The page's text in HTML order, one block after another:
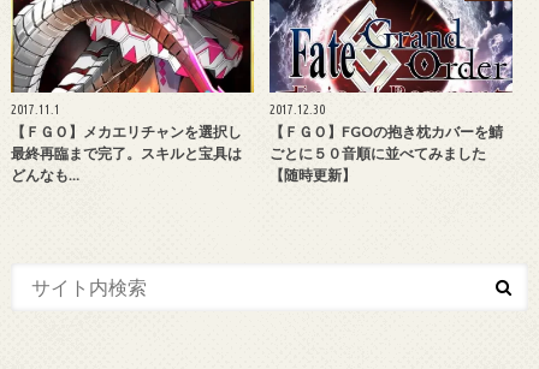
2017.11.1
【ＦＧＯ】メカエリチャンを選択し
最終再臨まで完了。スキルと宝具は
どんなも…
2017.12.30
【ＦＧＯ】FGOの抱き枕カバーを鯖
ごとに５０音順に並べてみました
【随時更新】